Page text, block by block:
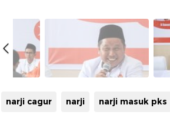
narji cagur narji narji masuk pks